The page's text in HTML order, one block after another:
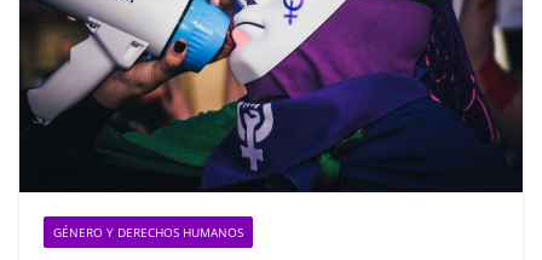
GÉNERO Y DERECHOS HUMANOS